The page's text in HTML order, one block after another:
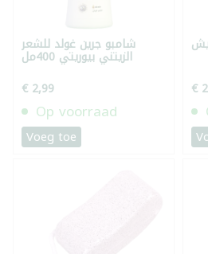
شامبو جرين غولد للشعر
الزيتني بيوريتي 400مل
€ 2,99
Op voorraad
Voeg toe
€